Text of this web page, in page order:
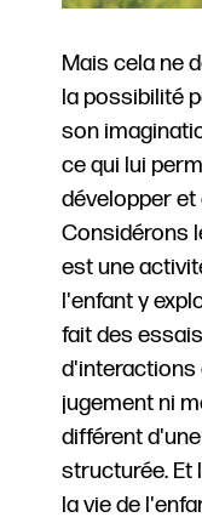
Mais cela ne
la possibilité
son
ce qui lui
développer et
Considérons
est une
l'enfant y
fait des
d'interactions
jugement ni
différent
structurée. Et
la vie de